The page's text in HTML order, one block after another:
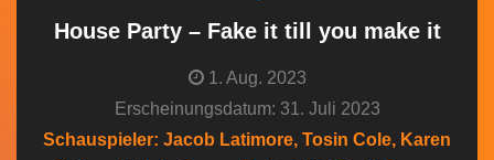
House Party – Fake it till you make it
1. Aug. 2023
Erscheinungsdatum: 31. Juli 2023
Schauspieler: Jacob Latimore, Tosin Cole, Karen